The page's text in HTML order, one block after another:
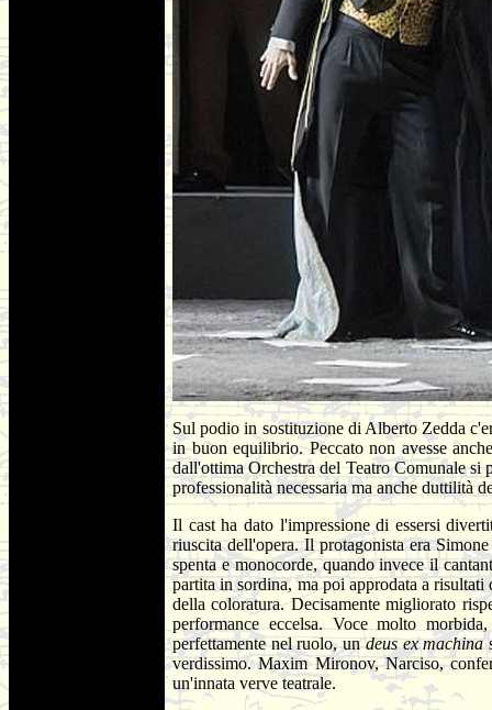
Sul podio in sostituzione di Alberto Zedda
in buon equilibrio. Peccato non avesse
dall'ottima Orchestra del Teatro Comunale
professionalità necessaria ma anche duttilità
Il cast ha dato l'impressione di essersi
riuscita dell'opera. Il protagonista era
spenta e monocorde, quando invece il
partita in sordina, ma poi approdata a
della coloratura. Decisamente migliorato
performance eccelsa. Voce molto
perfettamente nel ruolo, undeus ex machina
verdissimo. Maxim Mironov, Narciso,
un'innata verve teatrale.